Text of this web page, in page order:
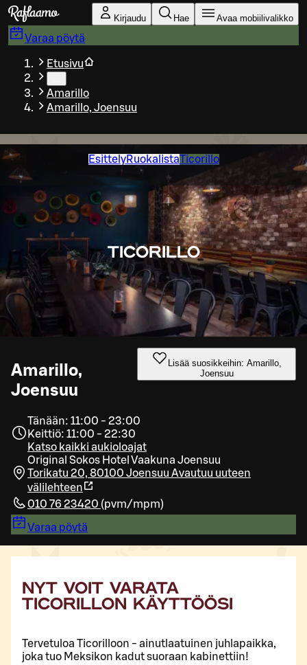
Siirry pääsisältöön
Kirjaudu Hae Avaa mobiilivalikko
Varaa pöytä
Etusivu
Amarillo
Amarillo, Joensuu
EsittelyRuokalistaTicorillo
TICORILLO
Amarillo,
Joensuu
Lisää suosikkeihin: Amarillo,
Joensuu
Tänään: 11:00 - 23:00
Keittiö: 11:00 - 22:30
Katso kaikki aukioloajat
Original Sokos Hotel Vaakuna Joensuu
Torikatu 20, 80100 Joensuu Avautuu uuteen
välilehteen
010 76 23420 (pvm/mpm)
Varaa pöytä
NYT VOIT VARATA
TICORILLON KÄYTTÖÖSI
Tervetuloa Ticorilloon - ainutlaatuinen juhlapaikka,
joka tuo Meksikon kadut suoraan kabinettiin!